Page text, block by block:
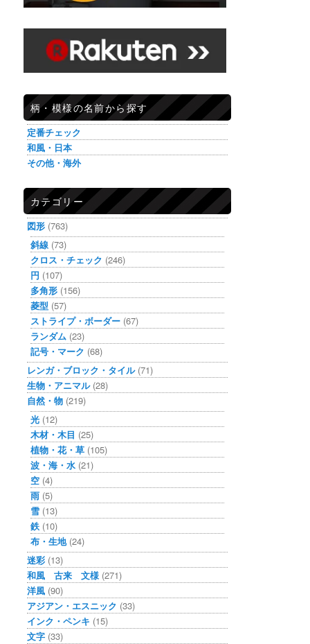
柄・模様の名前から探す
定番チェック
和風・日本
その他・海外
カテゴリー
図形 (763)
斜線 (73)
クロス・チェック (246)
円 (107)
多角形 (156)
菱型 (57)
ストライプ・ボーダー (67)
ランダム (23)
記号・マーク (68)
レンガ・ブロック・タイル(71)
生物・アニマル(28)
自然・物 (219)
光 (12)
木材・木目 (25)
植物・花・草 (105)
波・海・水 (21)
空 (4)
雨 (5)
雪 (13)
鉄 (10)
布・生地(24)
迷彩 (13)
和風 古来 文様 (271)
洋風 (90)
アジアン・エスニック (33)
インク・ペンキ (15)
文字 (33)